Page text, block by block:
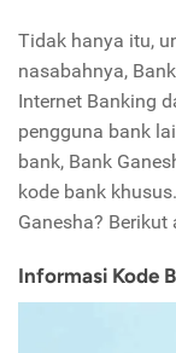
Tidak hanya itu,
nasabahnya,
Internet Banking
pengguna bank
bank, Bank
kode bank
Ganesha?
Informasi Kode